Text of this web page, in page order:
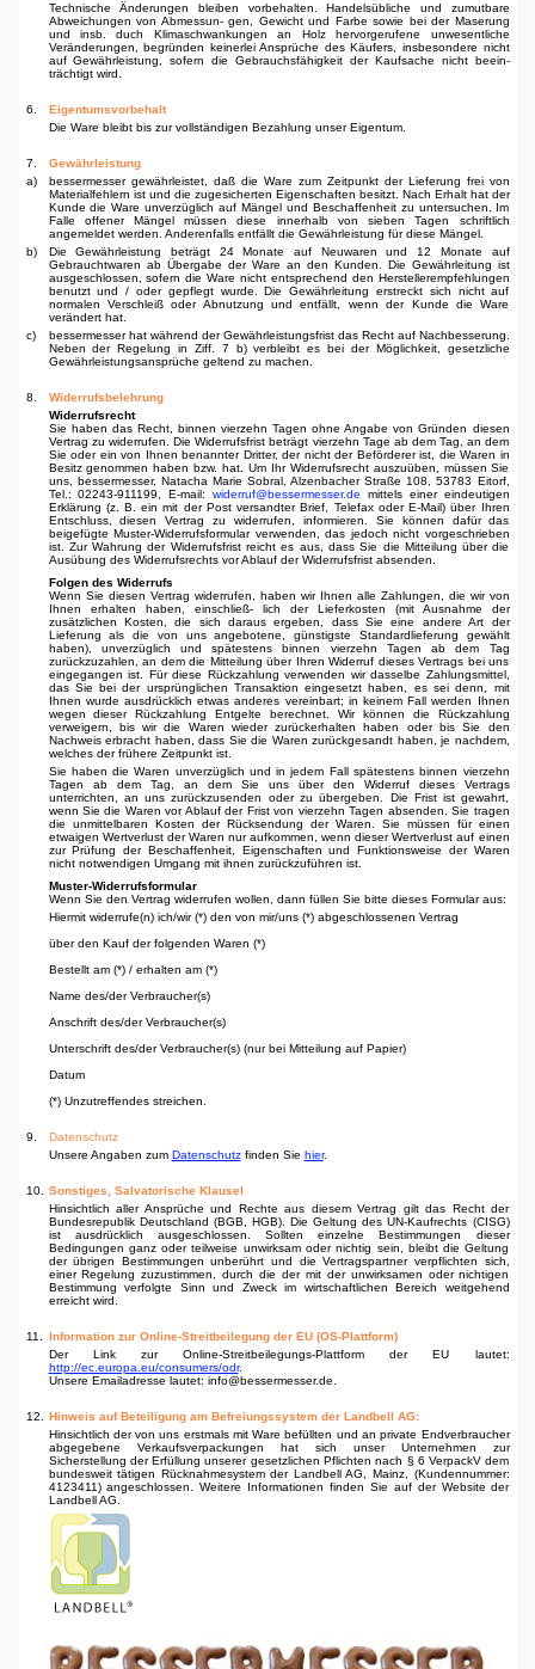
Technische Änderungen bleiben vorbehalten. Handelsübliche und zumutbare
Abweichungen von Abmessun- gen, Gewicht und Farbe sowie bei der Maserung
und insb. duch Klimaschwankungen an Holz hervorgerufene unwesentliche
Veränderungen, begründen keinerlei Ansprüche des Käufers, insbesondere nicht
auf Gewährleistung, sofern die Gebrauchsfähigkeit der Kaufsache nicht beein­
trächtigt wird.
6.
Eigentumsvorbehalt
Die Ware bleibt bis zur vollständigen Bezahlung unser Eigentum.
7.
Gewährleistung
a)
bessermesser gewährleistet, daß die Ware zum Zeitpunkt der Lieferung frei von
Materialfehlern ist und die zugesicherten Eigenschaften besitzt. Nach Erhalt hat der
Kunde die Ware unverzüglich auf Mängel und Beschaffenheit zu untersuchen. Im
Falle offener Mängel müssen diese innerhalb von sieben Tagen schriftlich
angemeldet werden. Anderenfalls entfällt die Gewährleistung für diese Mängel.
b)
Die Gewährleistung beträgt 24 Monate auf Neuwaren und 12 Monate auf
Gebrauchtwaren ab Übergabe der Ware an den Kunden. Die Gewährleitung ist
ausgeschlossen, sofern die Ware nicht entsprechend den Herstellerempfehlungen
benutzt und / oder gepflegt wurde. Die Gewährleitung erstreckt sich nicht auf
normalen Verschleiß oder Abnutzung und entfällt, wenn der Kunde die Ware
verändert hat.
c)
bessermesser hat während der Gewährleistungsfrist das Recht auf Nachbesserung.
Neben der Regelung in Ziff. 7 b) verbleibt es bei der Möglichkeit, gesetzliche
Gewährleistungsansprüche geltend zu machen.
8.
Widerrufsbelehrung
Widerrufsrecht
Sie haben das Recht, binnen vierzehn Tagen ohne Angabe von Gründen diesen
Vertrag zu widerrufen. Die Widerrufsfrist beträgt vierzehn Tage ab dem Tag, an dem
Sie oder ein von Ihnen benannter Dritter, der nicht der Beförderer ist, die Waren in
Besitz genommen haben bzw. hat. Um Ihr Widerrufsrecht auszuüben, müssen Sie
uns, bessermesser, Natacha Marie Sobral, Alzenbacher Straße 108, 53783 Eitorf,
Tel.: 02243-911199, E-mail: widerruf@bessermesser.de mittels einer eindeutigen
Erklärung (z. B. ein mit der Post versandter Brief, Telefax oder E-Mail) über Ihren
Entschluss, diesen Vertrag zu widerrufen, informieren. Sie können dafür das
beigefügte Muster-Widerrufsformular verwenden, das jedoch nicht vorgeschrieben
ist. Zur Wahrung der Widerrufsfrist reicht es aus, dass Sie die Mitteilung über die
Ausübung des Widerrufsrechts vor Ablauf der Widerrufsfrist absenden.
Folgen des Widerrufs
Wenn Sie diesen Vertrag widerrufen, haben wir Ihnen alle Zahlungen, die wir von
Ihnen erhalten haben, einschließ- lich der Lieferkosten (mit Ausnahme der
zusätzlichen Kosten, die sich daraus ergeben, dass Sie eine andere Art der
Lieferung als die von uns angebotene, günstigste Standardlieferung gewählt
haben), unverzüglich und spätestens binnen vierzehn Tagen ab dem Tag
zurückzuzahlen, an dem die Mitteilung über Ihren Widerruf dieses Vertrags bei uns
eingegangen ist. Für diese Rückzahlung verwenden wir dasselbe Zahlungsmittel,
das Sie bei der ursprünglichen Transaktion eingesetzt haben, es sei denn, mit
Ihnen wurde ausdrücklich etwas anderes vereinbart; in keinem Fall werden Ihnen
wegen dieser Rückzahlung Entgelte berechnet. Wir können die Rückzahlung
verweigern, bis wir die Waren wieder zurückerhalten haben oder bis Sie den
Nachweis erbracht haben, dass Sie die Waren zurückgesandt haben, je nachdem,
welches der frühere Zeitpunkt ist.
Sie haben die Waren unverzüglich und in jedem Fall spätestens binnen vierzehn
Tagen ab dem Tag, an dem Sie uns über den Widerruf dieses Vertrags
unterrichten, an uns zurückzusenden oder zu übergeben. Die Frist ist gewahrt,
wenn Sie die Waren vor Ablauf der Frist von vierzehn Tagen absenden. Sie tragen
die unmittelbaren Kosten der Rücksendung der Waren. Sie müssen für einen
etwaigen Wertverlust der Waren nur aufkommen, wenn dieser Wertverlust auf einen
zur Prüfung der Beschaffenheit, Eigenschaften und Funktionsweise der Waren
nicht notwendigen Umgang mit ihnen zurückzuführen ist.
Muster-Widerrufsformular
Wenn Sie den Vertrag widerrufen wollen, dann füllen Sie bitte dieses Formular aus:
Hiermit widerrufe(n) ich/wir (*) den von mir/uns (*) abgeschlossenen Vertrag
über den Kauf der folgenden Waren (*)
Bestellt am (*) / erhalten am (*)
Name des/der Verbraucher(s)
Anschrift des/der Verbraucher(s)
Unterschrift des/der Verbraucher(s) (nur bei Mitteilung auf Papier)
Datum
(*) Unzutreffendes streichen.
9.
Datenschutz
Unsere Angaben zum Datenschutzfinden Sie hier.
10.
Sonstiges, Salvatorische Klausel
Hinsichtlich aller Ansprüche und Rechte aus diesem Vertrag gilt das Recht der
Bundesrepublik Deutschland (BGB, HGB). Die Geltung des UN-Kaufrechts (CISG)
ist ausdrücklich ausgeschlossen. Sollten einzelne Bestimmungen dieser
Bedingungen ganz oder teilweise unwirksam oder nichtig sein, bleibt die Geltung
der übrigen Bestimmungen unberührt und die Vertragspartner verpflichten sich,
einer Regelung zuzustimmen, durch die der mit der unwirksamen oder nichtigen
Bestimmung verfolgte Sinn und Zweck im wirtschaftlichen Bereich weitgehend
erreicht wird.
11.
Information zur Online-Streitbeilegung der EU (OS-Plattform)
Der Link zur Online-Streitbeilegungs-Plattform der EU lautet:
http://ec.europa.eu/consumers/odr.
Unsere Emailadresse lautet: info@bessermesser.de.
12.
Hinweis auf Beteiligung am Befreiungssystem der Landbell AG:
Hinsichtlich der von uns erstmals mit Ware befüllten und an private Endverbraucher
abgegebene Verkaufsverpackungen hat sich unser Unternehmen zur
Sicherstellung der Erfüllung unserer gesetzlichen Pflichten nach § 6 VerpackV dem
bundesweit tätigen Rücknahmesystem der Landbell AG, Mainz, (Kundennummer:
4123411) angeschlossen. Weitere Informationen finden Sie auf der Website der
Landbell AG.